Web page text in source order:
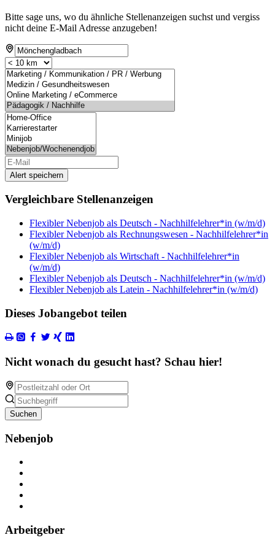
Bitte sage uns, wo du ähnliche Stellenanzeigen suchst und vergiss
nicht deine E-Mail Adresse anzugeben!
Alert speichern
Vergleichbare Stellenanzeigen
Flexibler Nebenjob als Deutsch - Nachhilfelehrer*in (w/m/d)
Flexibler Nebenjob als Rechnungswesen - Nachhilfelehrer*in
(w/m/d)
Flexibler Nebenjob als Wirtschaft - Nachhilfelehrer*in
(w/m/d)
Flexibler Nebenjob als Deutsch - Nachhilfelehrer*in (w/m/d)
Flexibler Nebenjob als Latein - Nachhilfelehrer*in (w/m/d)
Dieses Jobangebot teilen
Nicht wonach du gesucht hast? Schau hier!
Suchen
Nebenjob
Arbeitgeber